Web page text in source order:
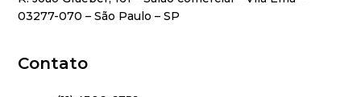
03277-070 – São Paulo – SP
Contato